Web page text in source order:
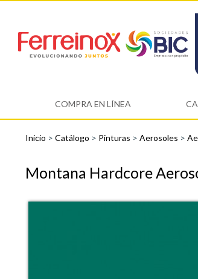
COMPRA EN LÍNEA
Inicio > Catálogo > Pinturas > Aerosoles >
Montana Hardcore